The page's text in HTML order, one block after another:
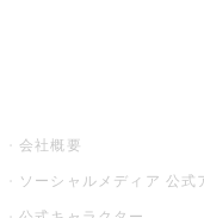
会社概要
ソーシャルメディア 公式